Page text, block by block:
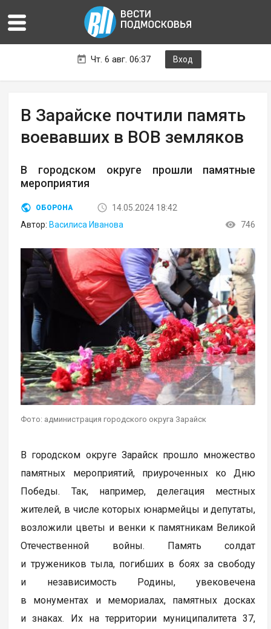
Чт. 6 авг. 06:37 Вход
В Зарайске почтили память
воевавших в ВОВ земляков
В городском округе прошли памятные
мероприятия
ОБОРОНА
14.05.2024 18:42
Автор: Василиса Иванова 746
Фото: администрация городского округа Зарайск
В городском округе Зарайск прошло множество
памятных мероприятий, приуроченных ко Дню
Победы. Так, например, делегация местных
жителей, в числе которых юнармейцы и депутаты,
возложили цветы и венки к памятникам Великой
Отечественной войны. Память солдат
и тружеников тыла, погибших в боях за свободу
и независимость Родины, увековечена
в монументах и мемориалах, памятных досках
и знаках. Их на территории муниципалитета 37,